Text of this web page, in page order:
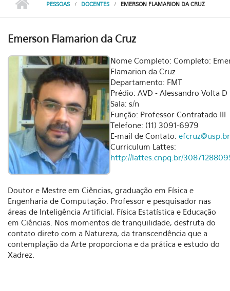
PESSOAS DOCENTES EMERSON FLAMARION DA CRUZ
Emerson Flamarion da Cruz
Nome Completo: Completo:
Flamarion da Cruz
Departamento: FMT
Prédio: AVD - Alessandro Volta D
Sala: s/n
Função: Professor Contratado III
Telefone: (11) 3091-6979
E-mail de Contato: efcruz@usp.br
Curriculum Lattes:
http://lattes.cnpq.br/
Doutor e Mestre em Ciências, graduação em Física e
Engenharia de Computação. Professor e pesquisador nas
áreas de Inteligência Artificial, Física Estatística e Educação
em Ciências. Nos momentos de tranquilidade, desfruta do
contato direto com a Natureza, da transcendência que a
contemplação da Arte proporciona e da prática e estudo do
Xadrez.